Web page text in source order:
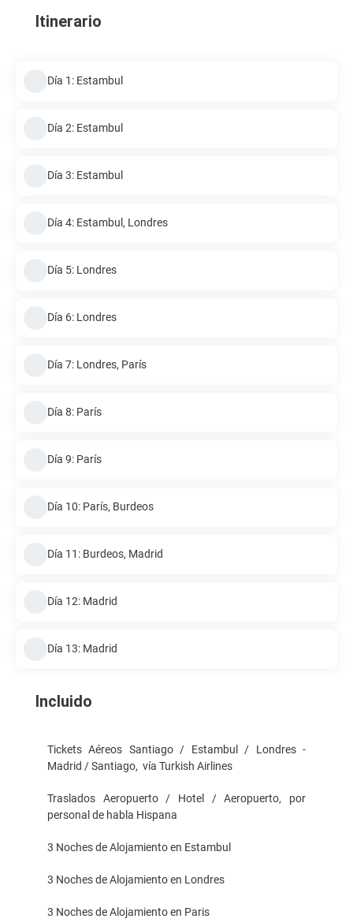
Itinerario
Día 1: Estambul
Día 2: Estambul
Día 3: Estambul
Día 4: Estambul, Londres
Día 5: Londres
Día 6: Londres
Día 7: Londres, París
Día 8: París
Día 9: París
Día 10: París, Burdeos
Día 11: Burdeos, Madrid
Día 12: Madrid
Día 13: Madrid
Incluido
Tickets Aéreos Santiago / Estambul / Londres -
Madrid / Santiago, vía Turkish Airlines
Traslados Aeropuerto / Hotel / Aeropuerto, por
personal de habla Hispana
3 Noches de Alojamiento en Estambul
3 Noches de Alojamiento en Londres
3 Noches de Alojamiento en Paris